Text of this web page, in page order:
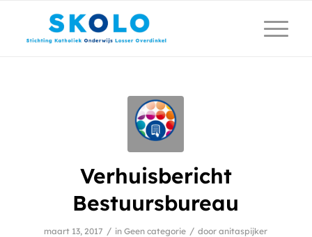
Verhuisbericht
Bestuursbureau
maart 13, 2017 / inGeen categorie / dooranitaspijker